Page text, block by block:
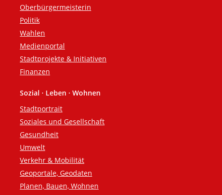
Oberbürgermeisterin
Politik
Wahlen
Medienportal
Stadtprojekte & Initiativen
Finanzen
Sozial · Leben · Wohnen
Stadtportrait
Soziales und Gesellschaft
Gesundheit
Umwelt
Verkehr & Mobilität
Geoportale, Geodaten
Planen, Bauen, Wohnen